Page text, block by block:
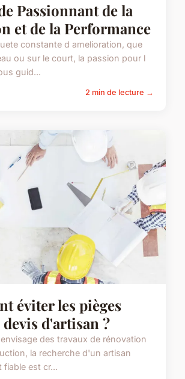
Passionnant de la
et de la Performance
constante d amelioration, que
ou sur le court, la passion pour l
guid...
2 min de lecture →
éviter les pièges
d'artisan ?
des travaux de rénovation
la recherche d'un artisan
est cr...